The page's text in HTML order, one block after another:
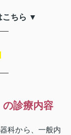
こちら ▼
の診療内容
科から、一般内